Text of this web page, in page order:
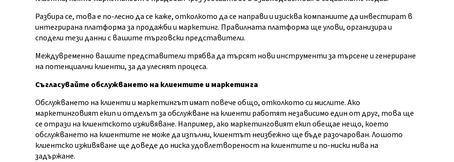
Разбира се, това е по-лесно да се каже, отколкото да се направи и изисква компаниите да инвестират в
интегрирана платформа за продажби и маркетинг. Правилната платформа ще улови, организира и
сподели тези данни с вашите търговски представители.
Междувременно вашите представители трябва да търсят нови инструменти за търсене и генериране
на потенциални клиенти, за да улеснят процеса.
Съгласувайте обслужването на клиентите и маркетинга
Обслужването на клиенти и маркетингът имат повече общо, отколкото си мислите. Ако
маркетинговият екип и отделът за обслужване на клиенти работят независимо един от друг, това ще
се отрази на клиентското изживяване. Например, ако маркетинговият екип обещае нещо, което
обслужването на клиентите не може да изпълни, клиентът неизбежно ще бъде разочарован. Лошото
клиентско изживяване ще доведе до ниска удовлетвореност на клиентите и по-ниски нива на
задържане.